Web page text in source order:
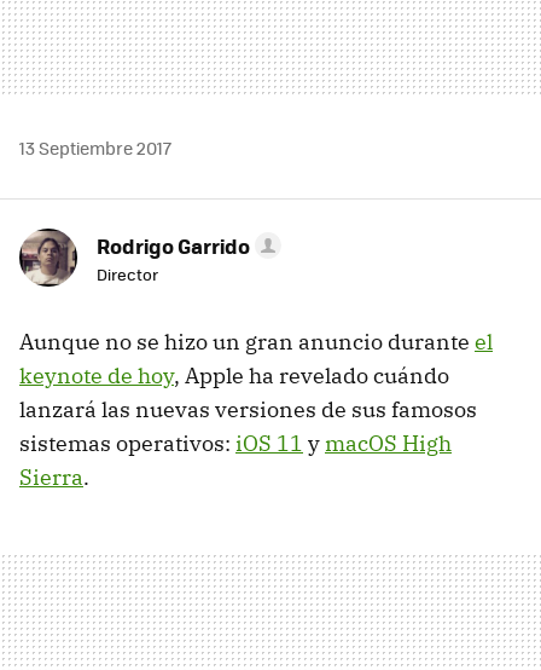
13 Septiembre 2017
Rodrigo Garrido
Director
Aunque no se hizo un gran anuncio durante el
keynote de hoy, Apple ha revelado cuándo
lanzará las nuevas versiones de sus famosos
sistemas operativos: iOS 11 ymacOS High
Sierra.